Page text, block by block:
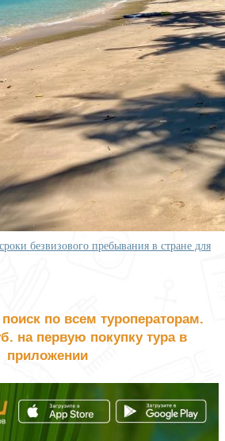
безвизового пребывания в стране для
по всем туроператорам.
на первую покупку тура в
приложении